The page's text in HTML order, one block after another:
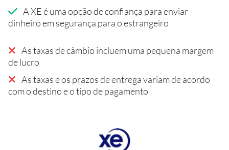
A XE é uma opção de confiança para enviar
dinheiro em segurança para o estrangeiro
As taxas de câmbio incluem uma pequena margem
de lucro
As taxas e os prazos de entrega variam de acordo
com o destino e o tipo de pagamento